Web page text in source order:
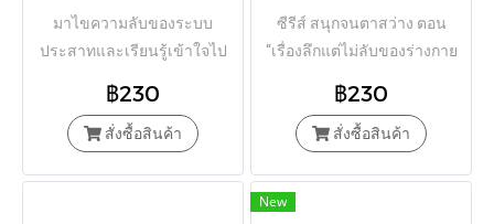
มาไขความลับของระบบ
ประสาทและเรียนรู้เข้าใจไป
บายสั้นๆเข้าใจง่าย
฿230
สั่งซื้อสินค้า
ซีรีส์ สนุกจนตาสว่าง ตอน
“เรื่องลึกแต่ไม่ลับของร่างกาย
สงสัยความลับในร่างกายมนุษย์
฿230
สั่งซื้อสินค้า
New